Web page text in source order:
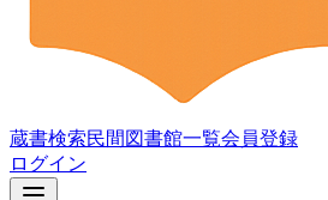
蔵書検索民間図書館一覧会員登録
ログイン